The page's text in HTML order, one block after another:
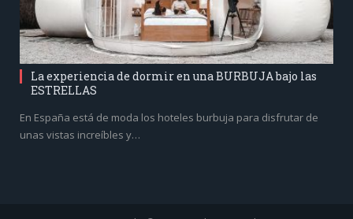
La experiencia de dormir en una BURBUJA bajo las
ESTRELLAS
En España está de moda los hoteles burbuja para disfrutar de
unas vistas increíbles y…